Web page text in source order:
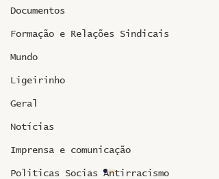
Documentos
Formação e Relações Sindicais
Mundo
Ligeirinho
Geral
Notícias
Imprensa e comunicação
Politicas Socias Antirracismo